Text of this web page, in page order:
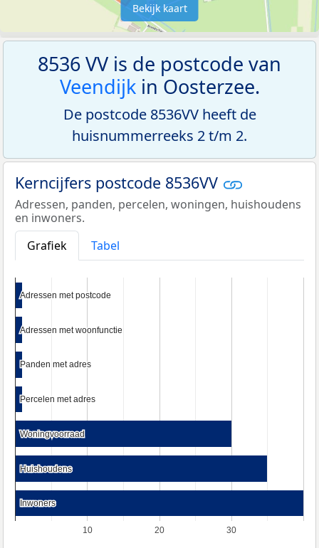
Bekijk kaart
8536 VV is de postcode van
Veendijkin Oosterzee.
De postcode 8536VV heeft de
huisnummerreeks 2 t/m 2.
Kerncijfers postcode 8536VV
Adressen, panden, percelen, woningen, huishoudens
en inwoners.
Grafiek
Tabel
10 20 30
Adressen met postcode
Adressen met postcode
Adressen met woonfunctie
Adressen met woonfunctie
Panden met adres
Panden met adres
Percelen met adres
Percelen met adres
Woningvoorraad
Woningvoorraad
Huishoudens
Huishoudens
Inwoners
Inwoners